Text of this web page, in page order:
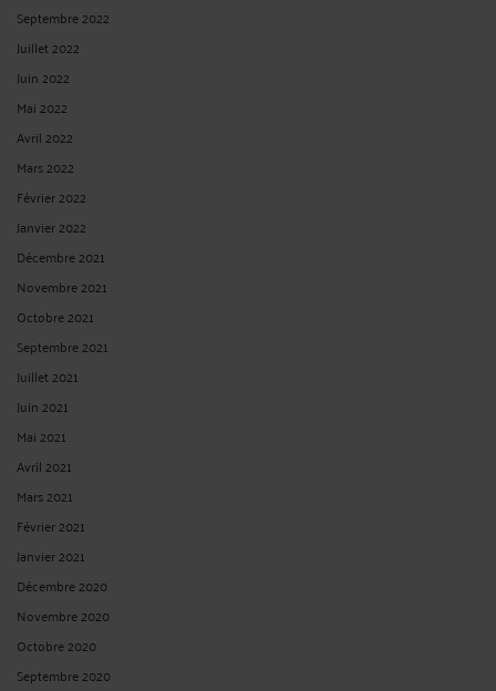
Septembre 2022
Juillet 2022
Juin 2022
Mai 2022
Avril 2022
Mars 2022
Février 2022
Janvier 2022
Décembre 2021
Novembre 2021
Octobre 2021
Septembre 2021
Juillet 2021
Juin 2021
Mai 2021
Avril 2021
Mars 2021
Février 2021
Janvier 2021
Décembre 2020
Novembre 2020
Octobre 2020
Septembre 2020